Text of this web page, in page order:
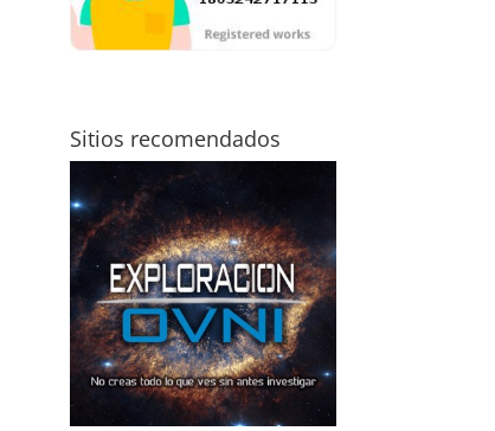
Sitios recomendados